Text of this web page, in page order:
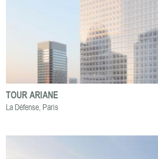
TOUR ARIANE
La Défense, Paris